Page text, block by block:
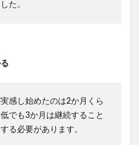
た。
感し始めたのは2か月くら
でも3か月は継続すること
る必要があります。